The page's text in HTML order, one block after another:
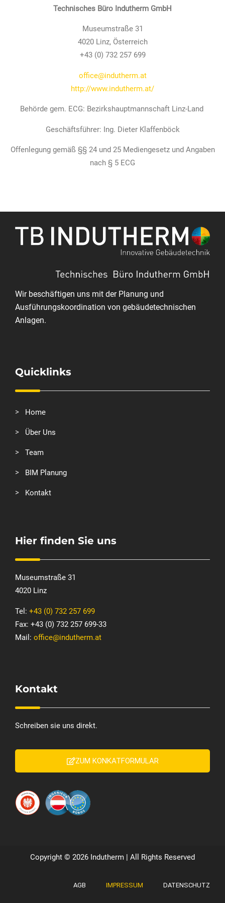
Technisches Büro Indutherm GmbH
Museumstraße 31
4020 Linz, Österreich
+43 (0) 732 257 699
office@indutherm.at
http://www.indutherm.at/
Behörde gem. ECG: Bezirkshauptmannschaft Linz-Land
Geschäftsführer: Ing. Dieter Klaffenböck
Offenlegung gemäß §§ 24 und 25 Mediengesetz und Angaben
nach § 5 ECG
Wir beschäftigen uns mit der Planung und
Ausführungskoordination von gebäudetechnischen
Anlagen.
Quicklinks
Home
Über Uns
Team
BIM Planung
Kontakt
Hier finden Sie uns
Museumstraße 31
4020 Linz
Tel: +43 (0) 732 257 699
Fax: +43 (0) 732 257 699-33
Mail: office@indutherm.at
Kontakt
Schreiben sie uns direkt.
ZUM KONKATFORMULAR
Copyright © 2026 Indutherm | All Rights Reserved
AGB IMPRESSUM DATENSCHUTZ